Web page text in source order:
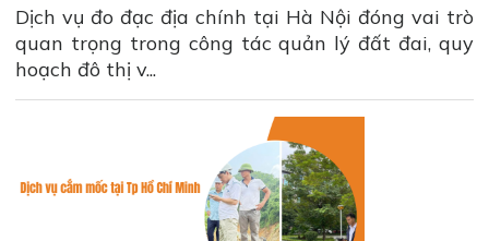
Dịch vụ đo đạc địa chính tại Hà Nội đóng vai trò
quan trọng trong công tác quản lý đất đai, quy
hoạch đô thị v...